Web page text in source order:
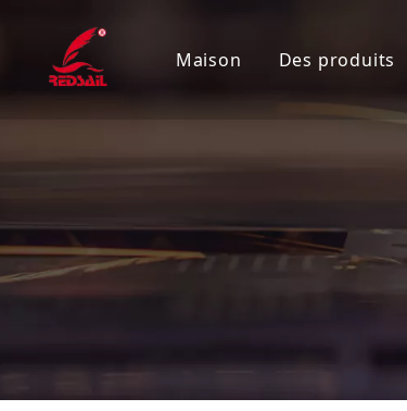
Maison Des produits
Machine de
Machine
Graveur
Machine